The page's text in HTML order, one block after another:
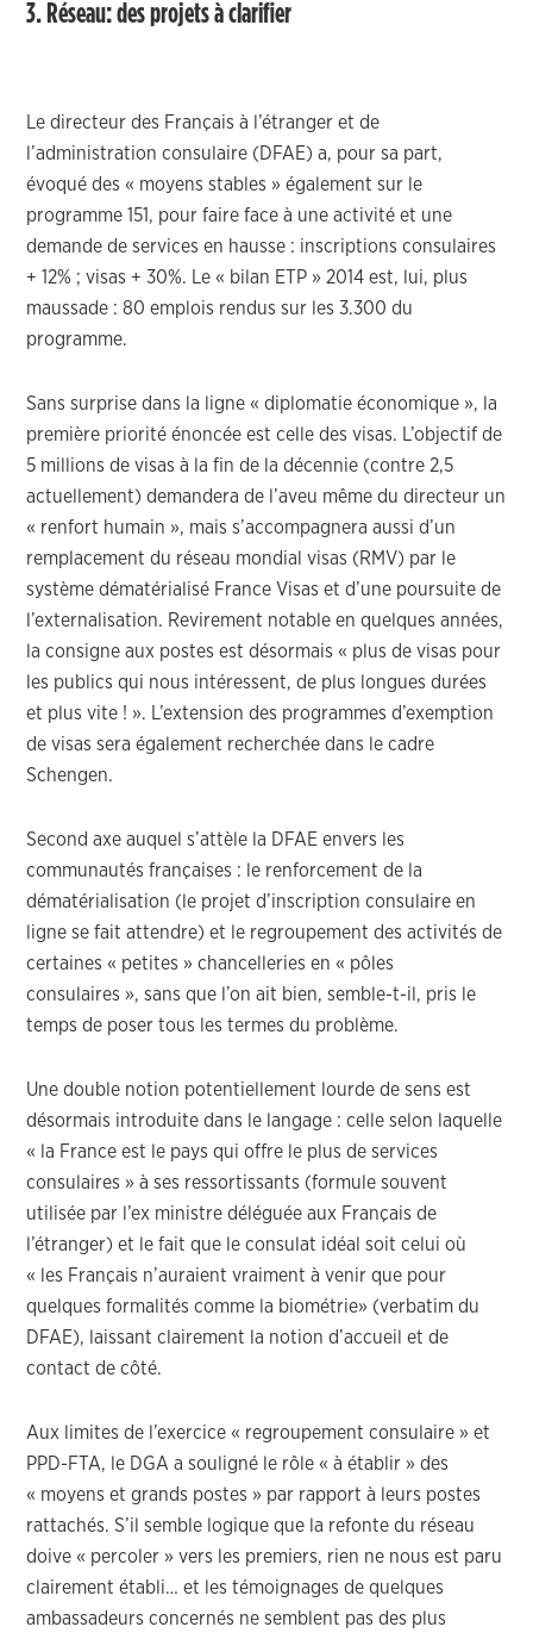
3. Réseau: des projets à clarifier
Le directeur des Français à l’étranger et de
l’administration consulaire (DFAE) a, pour sa part,
évoqué des « moyens stables » également sur le
programme 151, pour faire face à une activité et une
demande de services en hausse : inscriptions consulaires
+ 12% ; visas + 30%. Le « bilan ETP » 2014 est, lui, plus
maussade : 80 emplois rendus sur les 3.300 du
programme.
Sans surprise dans la ligne « diplomatie économique », la
première priorité énoncée est celle des visas. L’objectif de
5 millions de visas à la fin de la décennie (contre 2,5
actuellement) demandera de l’aveu même du directeur un
« renfort humain », mais s’accompagnera aussi d’un
remplacement du réseau mondial visas (RMV) par le
système dématérialisé France Visas et d’une poursuite de
l’externalisation. Revirement notable en quelques années,
la consigne aux postes est désormais « plus de visas pour
les publics qui nous intéressent, de plus longues durées
et plus vite ! ». L’extension des programmes d’exemption
de visas sera également recherchée dans le cadre
Schengen.
Second axe auquel s’attèle la DFAE envers les
communautés françaises : le renforcement de la
dématérialisation (le projet d’inscription consulaire en
ligne se fait attendre) et le regroupement des activités de
certaines « petites » chancelleries en « pôles
consulaires », sans que l’on ait bien, semble-t-il, pris le
temps de poser tous les termes du problème.
Une double notion potentiellement lourde de sens est
désormais introduite dans le langage : celle selon laquelle
« la France est le pays qui offre le plus de services
consulaires » à ses ressortissants (formule souvent
utilisée par l’ex ministre déléguée aux Français de
l’étranger) et le fait que le consulat idéal soit celui où
« les Français n’auraient vraiment à venir que pour
quelques formalités comme la biométrie» (verbatim du
DFAE), laissant clairement la notion d’accueil et de
contact de côté.
Aux limites de l’exercice « regroupement consulaire » et
PPD-FTA, le DGA a souligné le rôle « à établir » des
« moyens et grands postes » par rapport à leurs postes
rattachés. S’il semble logique que la refonte du réseau
doive « percoler » vers les premiers, rien ne nous est paru
clairement établi… et les témoignages de quelques
ambassadeurs concernés ne semblent pas des plus